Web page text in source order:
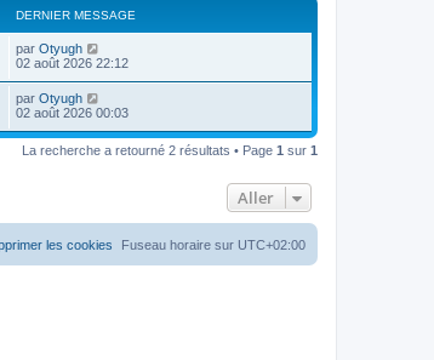
DERNIER MESSAGE
par Otyugh
02 août 2026 22:12
par Otyugh
02 août 2026 00:03
La recherche a retourné 2 résultats • Page 1 sur 1
Aller
Fuseau horaire sur UTC+02:00
les cookies